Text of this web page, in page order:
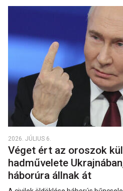
2026. JÚLIUS 6.
Véget ért az oroszok
hadművelete
háborúra állnak át